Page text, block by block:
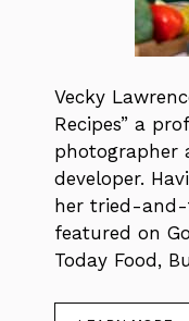
Vecky
Recipes” a
photographer
developer.
her tried-and-
featured on
Today Food,